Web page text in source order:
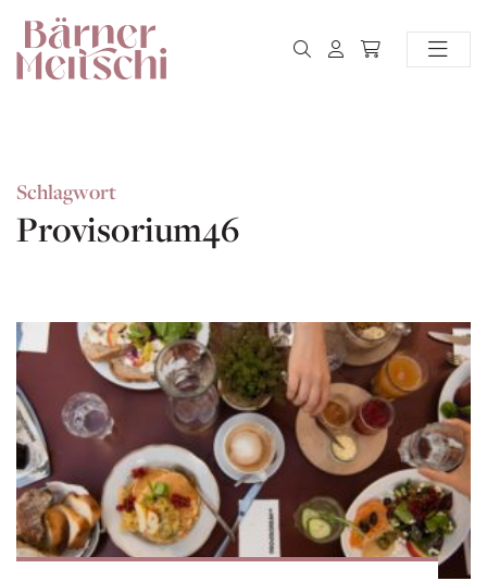
Schlagwort
Provisorium46